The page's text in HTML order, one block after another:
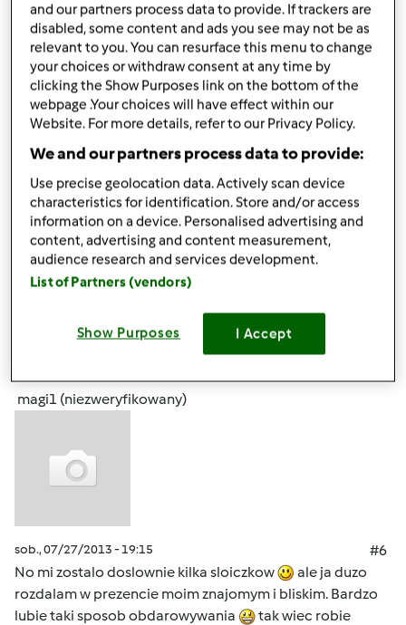
śr., 07/24/2013 - 10:44
#5
Mixi wszystko jest ok , chodź w tym roku bardziej się
nastawiłam na soki,a jeżeli chodzi o konfitury i dżemy
uzupełniam braki ponieważ mam jeszcze z zeszłego roku.
Pozdrawiam
Góra strony
Zalogujlub zarejestruj się
komentarze
magi1 (niezweryfikowany)
sob., 07/27/2013 - 19:15
#6
No mi zostalo doslownie kilka sloiczkow
ale ja duzo
rozdalam w prezencie moim znajomym i bliskim. Bardzo
lubie taki sposob obdarowywania
tak wiec robie
and our partners process data to provide. If trackers are
disabled, some content and ads you see may not be as
relevant to you. You can resurface this menu to change
your choices or withdraw consent at any time by
clicking the Show Purposes link on the bottom of the
webpage .Your choices will have effect within our
Website. For more details, refer to our Privacy Policy.
We and our partners process data to provide:
Use precise geolocation data. Actively scan device
characteristics for identification. Store and/or access
information on a device. Personalised advertising and
content, advertising and content measurement,
audience research and services development.
List of Partners (vendors)
Show Purposes I Accept